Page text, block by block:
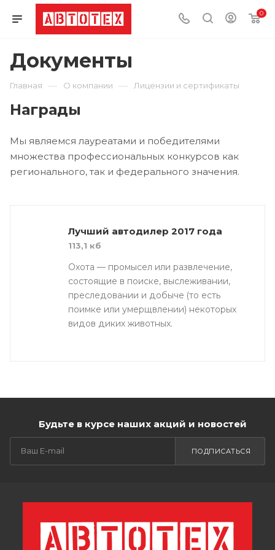
0
Документы
Главная — О компании — Лицензии и сертификаты
Награды
Мы являемся лауреатами и победителями
множества профессиональных конкурсов как
регионального, так и федерального значения.
Лучший автодилер 2017 года
113,1 кб
Охота — промысел или развлечение,
состоящие в поиске, выслеживании,
преследовании и добыче (то есть
поимке или умерщвлении) некоторых
видов диких животных.
Будьте в курсе наших акций и новостей
ПОДПИСАТЬСЯ